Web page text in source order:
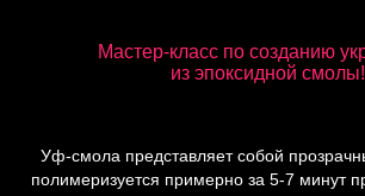
Мастер-класс по созданию
из эпоксидной смолы!
Уф-смола представляет собой
полимеризуется примерно за 5-7 минут